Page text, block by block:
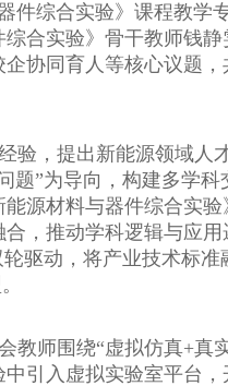
件综合实验》课程教学
合实验》骨干教师钱
协同育人等核心议题
验，提出新能源领域人
题”为导向，构建多学
源材料与器件综合实验
，推动学科逻辑与应
驱动，将产业技术标
教师围绕“虚拟仿真+真
引入虚拟实验室平台，